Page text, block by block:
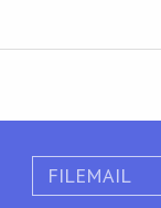
FILEMAIL